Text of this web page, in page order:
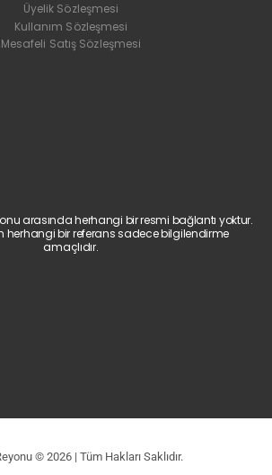
Üyelik Sözleşmesi
Kullanım Sözleşmesi
Mesafeli Satış Sözleşmesi
arasında herhangi bir resmi bağlantı yoktur.
herhangi bir referans sadece bilgilendirme
amaçlıdır.
© 2026 | Tüm Hakları Saklıdır.